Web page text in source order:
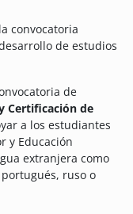
convocatoria
de estudios
de
Certificación de
a los estudiantes
y Educación
extranjera como
ruso o